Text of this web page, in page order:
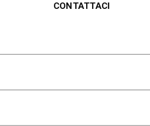
CONTATTACI